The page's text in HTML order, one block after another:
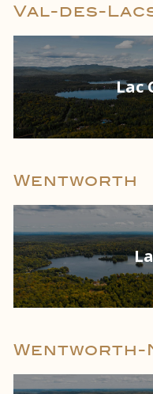
Val-des-
Lac
Wentworth
Wentworth-